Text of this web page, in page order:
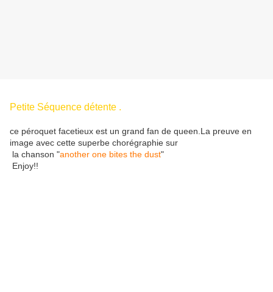
Petite Séquence détente .
ce péroquet facetieux est un grand fan de queen.La preuve en
image avec cette superbe chorégraphie sur
la chanson "another one bites the dust"
Enjoy!!